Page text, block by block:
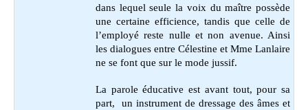
dans lequel seule la voix du maître possède
une certaine efficience, tandis que celle de
l’employé reste nulle et non avenue. Ainsi
les dialogues entre Célestine et Mme Lanlaire
ne se font que sur le mode jussif.
La parole éducative est avant tout, pour sa
part, un instrument de dressage des âmes et